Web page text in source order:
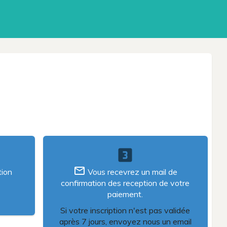
looks_3
mail_outline Vous recevrez un mail de
confirmation des reception de votre
paiement.
Si votre inscription n'est pas validée
après 7 jours, envoyez nous un email